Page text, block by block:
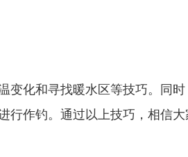
变化和寻找暖水区等技巧。同
行作钓。通过以上技巧，相信